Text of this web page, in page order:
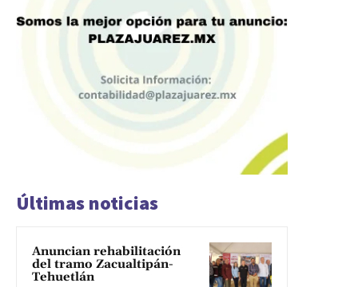
Últimas noticias
Anuncian rehabilitación
del tramo Zacualtipán-
Tehuetlán